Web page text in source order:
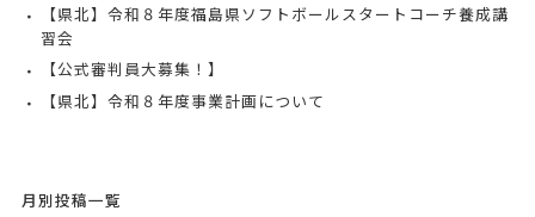
【県北】令和８年度福島県ソフトボールスタートコーチ養成講
習会
【公式審判員大募集！】
【県北】令和８年度事業計画について
月別投稿一覧